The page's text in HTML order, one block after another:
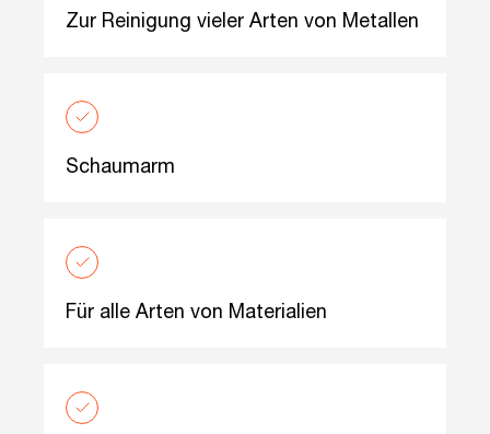
Zur Reinigung vieler Arten von Metallen
Schaumarm
Für alle Arten von Materialien